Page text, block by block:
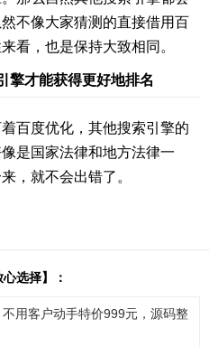
不像大家猜测的直接借用百
看，也是保持大致相同。
擎才能获得更好地排名
百度优化，其他搜索引擎的
是国家法律和地方法律一
，就不会出错了。
选择】：
用客户动手特价999元，源码整